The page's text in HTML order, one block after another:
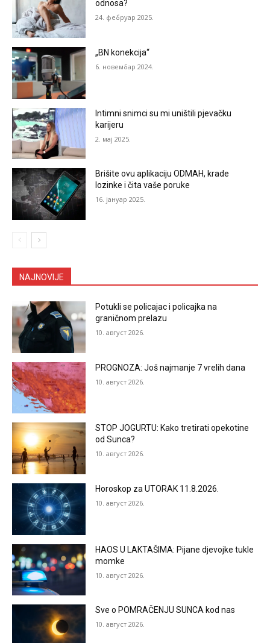
odnosa?
24. фебруар 2025.
„BN konekcija“
6. новембар 2024.
Intimni snimci su mi uništili pjevačku
karijeru
2. мај 2025.
Brišite ovu aplikaciju ODMAH, krade
lozinke i čita vaše poruke
16. јануар 2025.
NAJNOVIJE
Potukli se policajac i policajka na
graničnom prelazu
10. август 2026.
PROGNOZA: Još najmanje 7 vrelih dana
10. август 2026.
STOP JOGURTU: Kako tretirati opekotine
od Sunca?
10. август 2026.
Horoskop za UTORAK 11.8.2026.
10. август 2026.
HAOS U LAKTAŠIMA: Pijane djevojke tukle
momke
10. август 2026.
Sve o POMRAČENJU SUNCA kod nas
10. август 2026.